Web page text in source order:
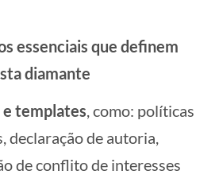
essenciais que definem
diamante
templates, como: políticas
declaração de autoria,
de conflito de interesses